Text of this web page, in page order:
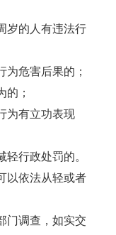
的人有违法行
危害后果的；
；
有立功表现
行政处罚的。
以依法从轻或者
调查，如实交